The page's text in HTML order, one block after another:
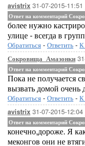
avistrix 31-07-2015-11:51
Ответ на комментарий
более нужно
улице - всегда в
Обратиться - Ответить - К
Сокровища_Амазонки
Ответ на комментарий
Пока не получается
вызвать домой очень
Обратиться - Ответить - К
avistrix 31-07-2015-12:04
Ответ на комментарий
конечно,дороже. Я
меконгов они не